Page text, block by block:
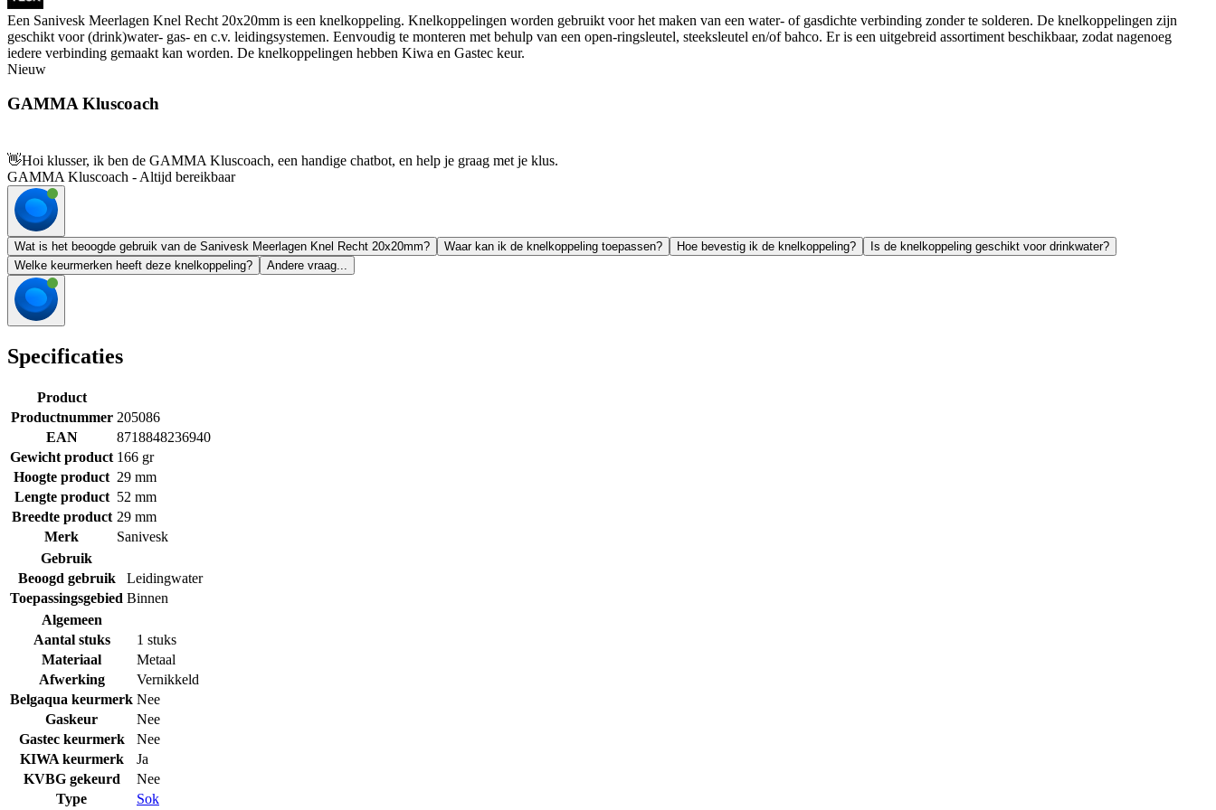
Een Sanivesk Meerlagen Knel Recht 20x20mm is een knelkoppeling. Knelkoppelingen worden gebruikt voor het maken van een water- of gasdichte verbinding zonder te solderen. De knelkoppelingen zijn
geschikt voor (drink)water- gas- en c.v. leidingsystemen. Eenvoudig te monteren met behulp van een open-ringsleutel, steeksleutel en/of bahco. Er is een uitgebreid assortiment beschikbaar, zodat nagenoeg
iedere verbinding gemaakt kan worden. De knelkoppelingen hebben Kiwa en Gastec keur.
Nieuw
GAMMA Kluscoach
👋Hoi klusser, ik ben de GAMMA Kluscoach, een handige chatbot, en help je graag met je klus.
GAMMA Kluscoach - Altijd bereikbaar
Wat is het beoogde gebruik van de Sanivesk Meerlagen Knel Recht 20x20mm? Waar kan ik de knelkoppeling toepassen? Hoe bevestig ik de knelkoppeling?
Is de knelkoppeling geschikt voor drinkwater?
Welke keurmerken heeft deze knelkoppeling?
Andere vraag...
Specificaties
Product
Productnummer 205086
EAN
8718848236940
Gewicht product 166 gr
Hoogte product 29 mm
Lengte product 52 mm
Breedte product 29 mm
Merk
Sanivesk
Gebruik
Beoogd gebruik
Leidingwater
Toepassingsgebied Binnen
Algemeen
Aantal stuks
1 stuks
Materiaal
Metaal
Afwerking
Vernikkeld
Belgaqua keurmerk Nee
Gaskeur
Nee
Gastec keurmerk
Nee
KIWA keurmerk
Ja
KVBG gekeurd
Nee
Type
Sok